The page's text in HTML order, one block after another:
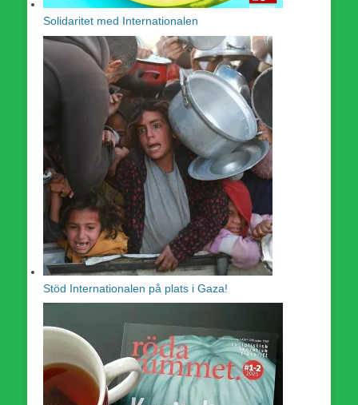
Solidaritet med Internationalen
Stöd Internationalen på plats i Gaza!